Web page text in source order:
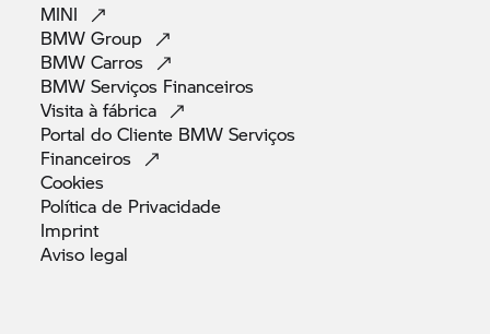
MINI
BMWGroup
BMWCarros
BMW Serviços Financeiros
Visita àfábrica
Portal do Cliente BMW Serviços
Financeiros
Cookies
Política de Privacidade
Imprint
Aviso legal